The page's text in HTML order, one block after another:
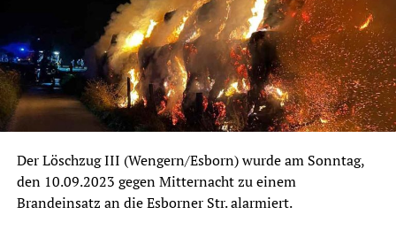
Der Löschzug III (Wengern/Esborn) wurde am Sonntag,
den 10.09.2023 gegen Mitternacht zu einem
Brandeinsatz an die Esborner Str. alarmiert.